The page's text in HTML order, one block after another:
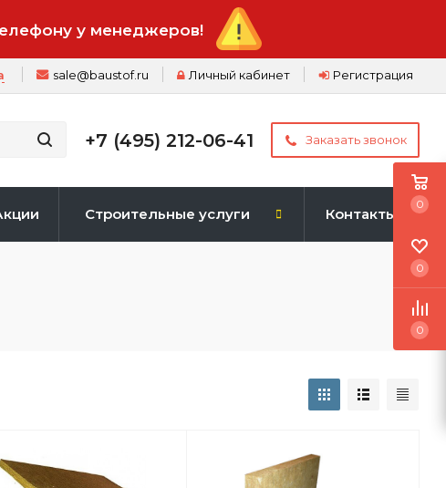
у менеджеров!
Регистрация
Личный кабинет
sale@baustof.ru
+7 (495) 212-06-41 Заказать звонок
Строительные услуги Контакты
0
0
0